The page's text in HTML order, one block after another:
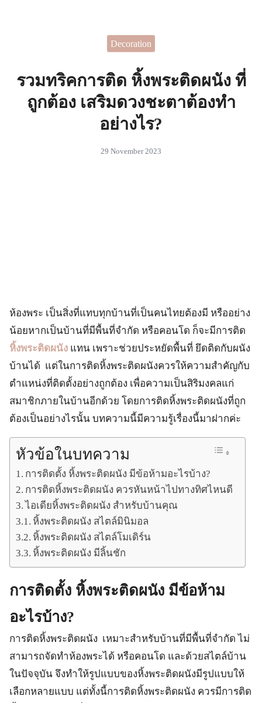
Decoration
รวมทริคการติด หิ้งพระติดผนัง ที่
ถูกต้อง เสริมดวงชะตาต้องทำ
อย่างไร?
29 November 2023
ห้องพระ เป็นสิ่งที่แทบทุกบ้านที่เป็นคนไทยต้องมี หรืออย่าง
น้อยหากเป็นบ้านที่มีพื้นที่จำกัด หรือคอนโด ก็จะมีการติด
หิ้งพระติดผนัง แทน เพราะช่วยประหยัดพื้นที่ ยึดติดกับผนัง
บ้านได้ แต่ในการติดหิ้งพระติดผนังควรให้ความสำคัญกับ
ตำแหน่งที่ติดตั้งอย่างถูกต้อง เพื่อความเป็นสิริมงคลแก่
สมาชิกภายในบ้านอีกด้วย โดยการติดหิ้งพระติดผนังที่ถูก
ต้องเป็นอย่างไรนั้น บทความนี้มีความรู้เรื่องนี้มาฝากค่ะ
หัวข้อในบทความ
การติดตั้ง หิ้งพระติดผนัง มีข้อห้ามอะไรบ้าง?
การติดหิ้งพระติดผนัง ควรหันหน้าไปทางทิศไหนดี
ไอเดียหิ้งพระติดผนัง สำหรับบ้านคุณ
หิ้งพระติดผนัง สไตล์มินิมอล
หิ้งพระติดผนัง สไตล์โมเดิร์น
หิ้งพระติดผนัง มีลิ้นชัก
การติดตั้ง หิ้งพระติดผนัง มีข้อห้าม
อะไรบ้าง?
การติดหิ้งพระติดผนัง เหมาะสำหรับบ้านที่มีพื้นที่จำกัด ไม่
สามารถจัดทำห้องพระได้ หรือคอนโด และด้วยสไตล์บ้าน
ในปัจจุบัน จึงทำให้รูปแบบของหิ้งพระติดผนังมีรูปแบบให้
เลือกหลายแบบ แต่ทั้งนี้การติดหิ้งพระติดผนัง ควรมีการติด